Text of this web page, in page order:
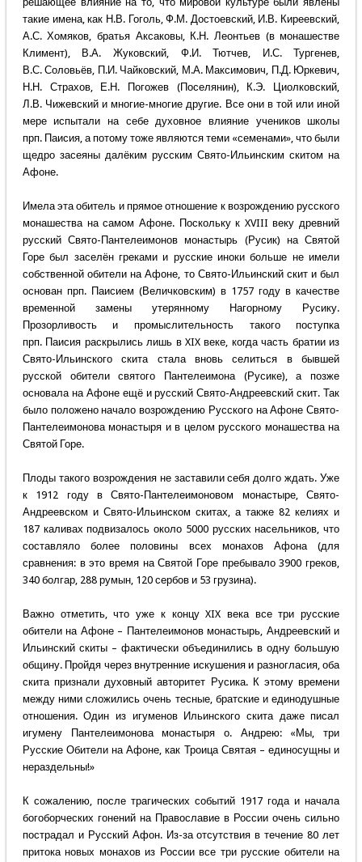
такие имена, как Н.В. Гоголь, Ф.М. Достоевский, И.В. Киреевский,
А.С. Хомяков, братья Аксаковы, К.Н. Леонтьев (в монашестве
Климент), В.А. Жуковский, Ф.И. Тютчев, И.С. Тургенев,
В.С. Соловьёв, П.И. Чайковский, М.А. Максимович, П.Д. Юркевич,
Н.Н. Страхов, Е.Н. Погожев (Поселянин), К.Э. Циолковский,
Л.В. Чижевский и многие-многие другие. Все они в той или иной
мере испытали на себе духовное влияние учеников школы
прп. Паисия, а потому тоже являются теми «семенами», что были
щедро засеяны далёким русским Свято-Ильинским скитом на
Афоне.
Имела эта обитель и прямое отношение к возрождению русского
монашества на самом Афоне. Поскольку к XVIII веку древний
русский Свято-Пантелеимонов монастырь (Русик) на Святой
Горе был заселён греками и русские иноки больше не имели
собственной обители на Афоне, то Свято-Ильинский скит и был
основан прп. Паисием (Величковским) в 1757 году в качестве
временной замены утерянному Нагорному Русику.
Прозорливость и промыслительность такого поступка
прп. Паисия раскрылись лишь в XIX веке, когда часть братии из
Свято-Ильинского скита стала вновь селиться в бывшей
русской обители святого Пантелеимона (Русике), а позже
основала на Афоне ещё и русский Свято-Андреевский скит. Так
было положено начало возрождению Русского на Афоне Свято-
Пантелеимонова монастыря и в целом русского монашества на
Святой Горе.
Плоды такого возрождения не заставили себя долго ждать. Уже
к 1912 году в Свято-Пантелеимоновом монастыре, Свято-
Андреевском и Свято-Ильинском скитах, а также 82 келиях и
187 каливах подвизалось около 5000 русских насельников, что
составляло более половины всех монахов Афона (для
сравнения: в это время на Святой Горе пребывало 3900 греков,
340 болгар, 288 румын, 120 сербов и 53 грузина).
Важно отметить, что уже к концу XIX века все три русские
обители на Афоне – Пантелеимонов монастырь, Андреевский и
Ильинский скиты – фактически объединились в одну большую
общину. Пройдя через внутренние искушения и разногласия, оба
скита признали духовный авторитет Русика. К этому времени
между ними сложились очень тесные, братские и единодушные
отношения. Один из игуменов Ильинского скита даже писал
игумену Пантелеимонова монастыря о. Андрею: «Мы, три
Русские Обители на Афоне, как Троица Святая – единосущны и
нераздельны!»
К сожалению, после трагических событий 1917 года и начала
богоборческих гонений на Православие в России очень сильно
пострадал и Русский Афон. Из-за отсутствия в течение 80 лет
притока новых монахов из России все три русские обители на